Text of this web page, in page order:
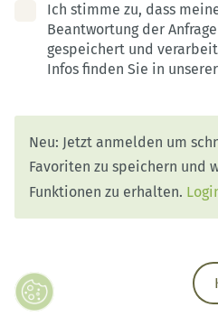
Ich stimme zu, dass
Beantwortung der
gespeichert und
Infos finden Sie in unserer
Neu: Jetzt anmelden um
Favoriten zu speichern und
Funktionen zu erhalten.